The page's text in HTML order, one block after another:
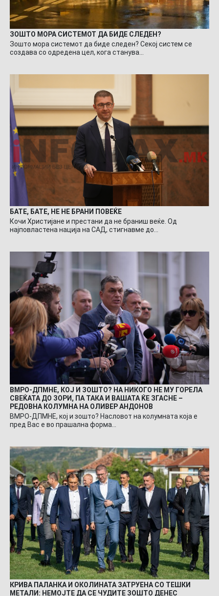
ЗОШТО МОРА СИСТЕМОТ ДА БИДЕ СЛЕДЕН?
Зошто мора системот да биде следен? Секој систем се
создава со одредена цел, кога станува…
БАТЕ, БАТЕ, НЕ НЕ БРАНИ ПОВЕЌЕ
Кочи Христијане и престани да не браниш веќе. Од
најповластена нација на САД, стигнавме до…
ВМРО-ДПМНЕ, КОЈ И ЗОШТО? НА НИКОГО НЕ МУ ГОРЕЛА
СВЕЌАТА ДО ЗОРИ, ПА ТАКА И ВАШАТА ЌЕ ЗГАСНЕ –
РЕДОВНА КОЛУМНА НА ОЛИВЕР АНДОНОВ
ВМРО-ДПМНЕ, кој и зошто? Насловот на колумната која е
пред Вас е во прашална форма…
КРИВА ПАЛАНКА И ОКОЛИНАТА ЗАТРУЕНА СО ТЕШКИ
МЕТАЛИ: НЕМОЈТЕ ДА СЕ ЧУДИТЕ ЗОШТО ДЕНЕС